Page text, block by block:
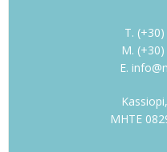
T.
M.
E.
MHTE